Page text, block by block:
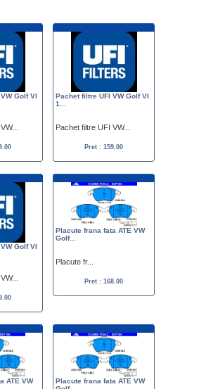
Golf VI
Pachet filtre UFI VW Golf VI
1...
Pachet filtre UFI VW...
Pret : 159.00
Golf VI
Placute frana fata ATE VW
Golf...
Placute fr...
Pret : 168.00
ATE VW
Placute frana fata ATE VW